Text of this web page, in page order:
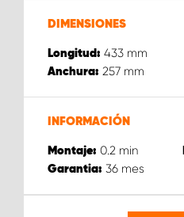
DIMENSIONES
Longitud: 433 mm
Anchura: 257 mm
INFORMACIÓN
Montaje: 0.2 min
Garantia: 36 mes